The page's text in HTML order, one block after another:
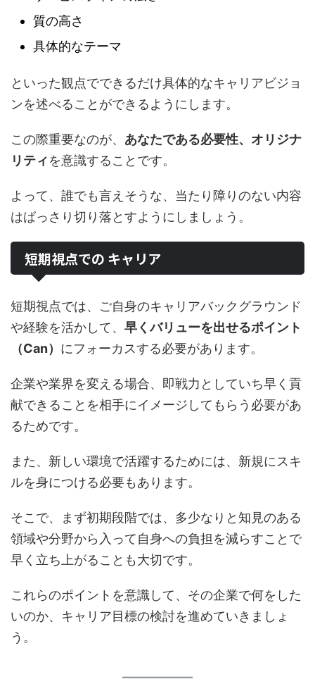
質の高さ
具体的なテーマ
といった観点でできるだけ具体的なキャリアビジョ
ンを述べることができるようにします。
この際重要なのが、 あなたである必要性、オリジナ
リティを意識することです。
よって、誰でも言えそうな、当たり障りのない内容
はばっさり切り落とすようにしましょう。
短期視点での キャリア
短期視点では、ご自身のキャリアバックグラウンド
や経験を活かして、 早くバリューを出せるポイント
（Can） にフォーカスする必要があります。
企業や業界を変える場合、即戦力としていち早く貢
献できることを相手にイメージしてもらう必要があ
るためです。
また、新しい環境で活躍するためには、新規にスキ
ルを身につける必要もあります。
そこで、まず初期段階では、多少なりと知見のある
領域や分野から入って自身への負担を減らすことで
早く立ち上がることも大切です。
これらのポイントを意識して、その企業で何をした
いのか、キャリア目標の検討を進めていきましょ
う。